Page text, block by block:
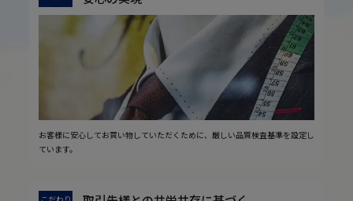
お客様に安心してお買い物していただくために、厳しい品質検査基準を設定し
ています。